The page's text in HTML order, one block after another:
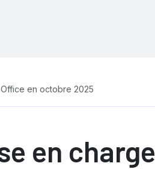
en octobre 2025
en charge